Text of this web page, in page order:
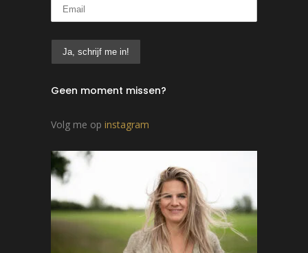
Geen moment missen?
Volg me op instagram